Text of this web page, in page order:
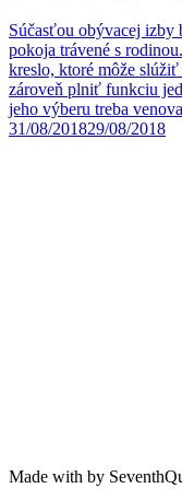
Súčasťou obývacej
pokoja trávené s
kreslo, ktoré môže slúžiť
zároveň plniť funkciu
jeho výberu treba
31/08/201829/08/2018
Made with by